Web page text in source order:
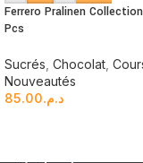
Ferrero Pralinen
Pcs
Sucrés Chocolat
Nouveautés
د.م.85.00